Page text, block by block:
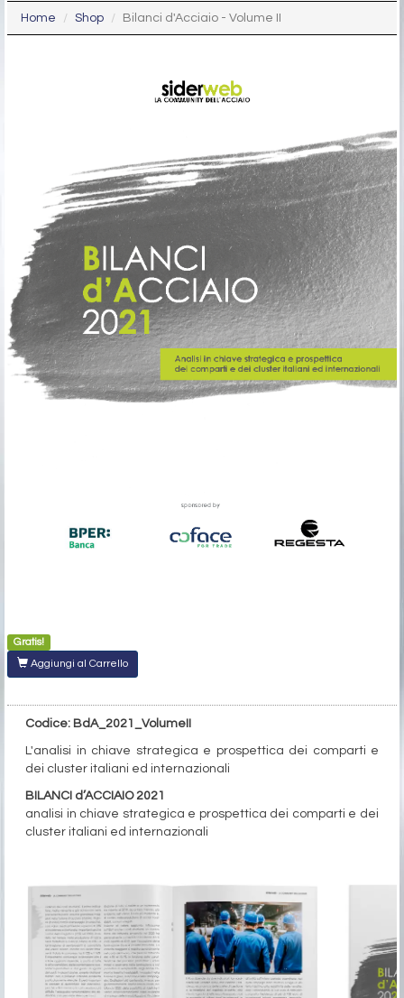
Home Shop Bilanci d'Acciaio - Volume II
Gratis!
Aggiungi al Carrello
Codice: BdA_2021_VolumeII
L'analisi in chiave strategica e prospettica dei comparti e
dei cluster italiani ed internazionali
BILANCI d’ACCIAIO 2021
analisi in chiave strategica e prospettica dei comparti e dei
cluster italiani ed internazionali